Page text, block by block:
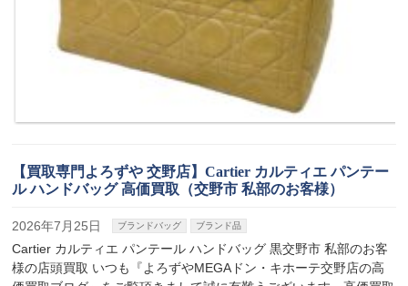
【買取専門よろずや 交野店】Cartier カルティエ パンテー
ル ハンドバッグ 高価買取（交野市 私部のお客様）
2026年7月25日 ブランドバッグ ブランド品
Cartier カルティエ パンテール ハンドバッグ 黒交野市 私部のお客
様の店頭買取 いつも『よろずやMEGAドン・キホーテ交野店の高